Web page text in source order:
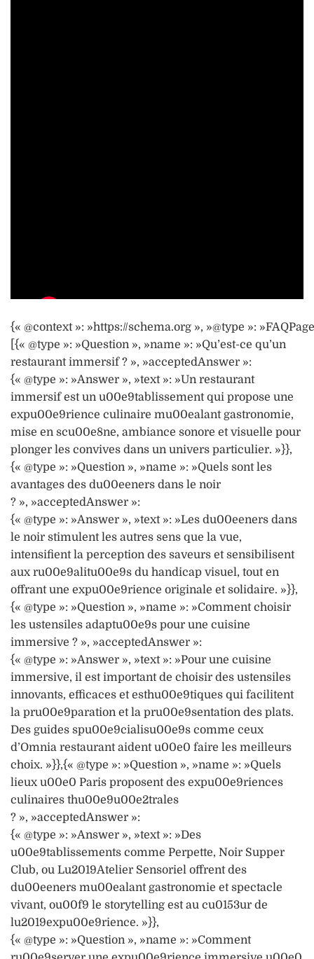
{« @context »: »https://schema.org », »@type »:
[{« @type »: »Question », »name »: »Qu’est-ce qu’un
restaurant immersif ? », »acceptedAnswer »:
{« @type »: »Answer », »text »: »Un restaurant
immersif est un u00e9tablissement qui propose une
expu00e9rience culinaire mu00ealant gastronomie,
mise en scu00e8ne, ambiance sonore et visuelle pour
plonger les convives dans un univers particulier. »}},
{« @type »: »Question », »name »: »Quels sont les
avantages des du00eeners dans le noir
? », »acceptedAnswer »:
{« @type »: »Answer », »text »: »Les du00eeners dans
le noir stimulent les autres sens que la vue,
intensifient la perception des saveurs et sensibilisent
aux ru00e9alitu00e9s du handicap visuel, tout en
offrant une expu00e9rience originale et solidaire. »}},
{« @type »: »Question », »name »: »Comment choisir
les ustensiles adaptu00e9s pour une cuisine
immersive ? », »acceptedAnswer »:
{« @type »: »Answer », »text »: »Pour une cuisine
immersive, il est important de choisir des ustensiles
innovants, efficaces et esthu00e9tiques qui facilitent
la pru00e9paration et la pru00e9sentation des plats.
Des guides spu00e9cialisu00e9s comme ceux
d’Omnia restaurant aident u00e0 faire les meilleurs
choix. »}},{« @type »: »Question », »name »: »Quels
lieux u00e0 Paris proposent des expu00e9riences
culinaires thu00e9u00e2trales
? », »acceptedAnswer »:
{« @type »: »Answer », »text »: »Des
u00e9tablissements comme Perpette, Noir Supper
Club, ou Lu2019Atelier Sensoriel offrent des
du00eeners mu00ealant gastronomie et spectacle
vivant, ou00f9 le storytelling est au cu0153ur de
lu2019expu00e9rience. »}},
{« @type »: »Question », »name »: »Comment